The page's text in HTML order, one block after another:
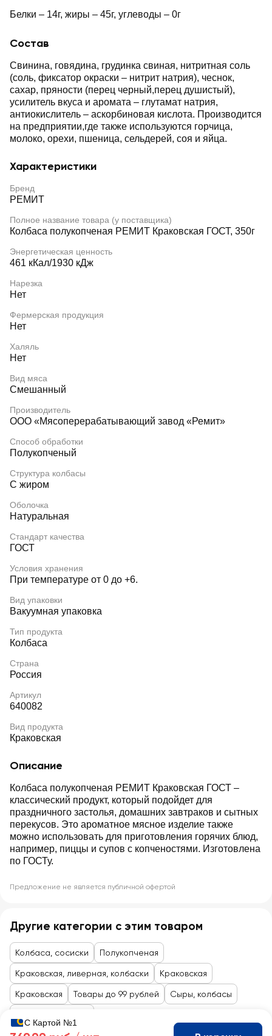
Белки – 14г, жиры – 45г, углеводы – 0г
Состав
Свинина, говядина, грудинка свиная, нитритная соль
(соль, фиксатор окраски – нитрит натрия), чеснок,
сахар, пряности (перец черный,перец душистый),
усилитель вкуса и аромата – глутамат натрия,
антиокислитель – аскорбиновая кислота. Производится
на предприятии,где также используются горчица,
молоко, орехи, пшеница, сельдерей, соя и яйца.
Характеристики
Бренд
РЕМИТ
Полное название товара (у поставщика)
Колбаса полукопченая РЕМИТ Краковская ГОСТ, 350г
Энергетическая ценность
461 кКал/1930 кДж
Нарезка
Нет
Фермерская продукция
Нет
Халяль
Нет
Вид мяса
Смешанный
Производитель
ООО «Мясоперерабатывающий завод «Ремит»
Способ обработки
Полукопченый
Структура колбасы
С жиром
Оболочка
Натуральная
Стандарт качества
ГОСТ
Условия хранения
При температуре от 0 до +6.
Вид упаковки
Вакуумная упаковка
Тип продукта
Колбаса
Страна
Россия
Артикул
640082
Вид продукта
Краковская
Описание
Колбаса полукопченая РЕМИТ Краковская ГОСТ –
классический продукт, который подойдет для
праздничного застолья, домашних завтраков и сытных
перекусов. Это ароматное мясное изделие также
можно использовать для приготовления горячих блюд,
например, пиццы и супов с копченостями. Изготовлена
по ГОСТу.
Предложение не является публичной офертой
Другие категории с этим товаром
Колбаса, сосиски Полукопченая
Краковская, ливерная, колбаски Краковская
Краковская Товары до 99 рублей Сыры, колбасы
С Картой №1